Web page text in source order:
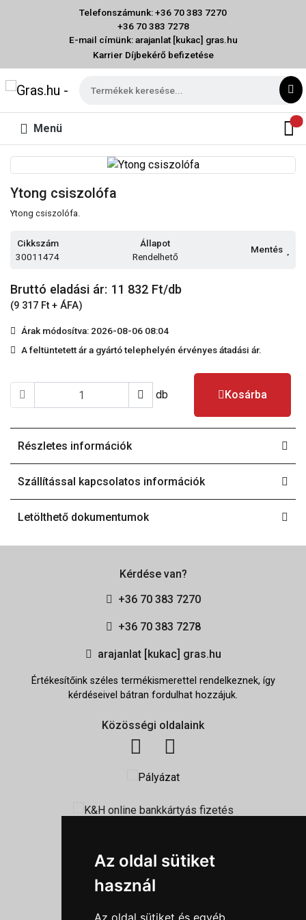
Az oldal sütiket
használ
Az oldal sütiket és egyéb
Telefonszámunk: +36 70 383 7270
+36 70 383 7278
E-mail címünk: arajanlat [kukac] gras.hu
Karrier Díjbekérő befizetése
Menü
Ytong csiszolófa
Ytong csiszolófa.
Cikkszám
30011474
Állapot
Rendelhető
Mentés
Bruttó eladási ár: 11 832 Ft/db
(9 317 Ft + ÁFA)
Árak módosítva: 2026-08-06 08:04
A feltüntetett ár a gyártó telephelyén érvényes átadási ár.
db Kosárba
Részletes információk
Szállítással kapcsolatos információk
Letölthető dokumentumok
Kérdése van?
+36 70 383 7270
+36 70 383 7278
arajanlat [kukac] gras.hu
Értékesítőink széles termékismerettel rendelkeznek, így
kérdéseivel bátran fordulhat hozzájuk.
Közösségi oldalaink
Információk
Általános szerződési feltételek
Impresszum